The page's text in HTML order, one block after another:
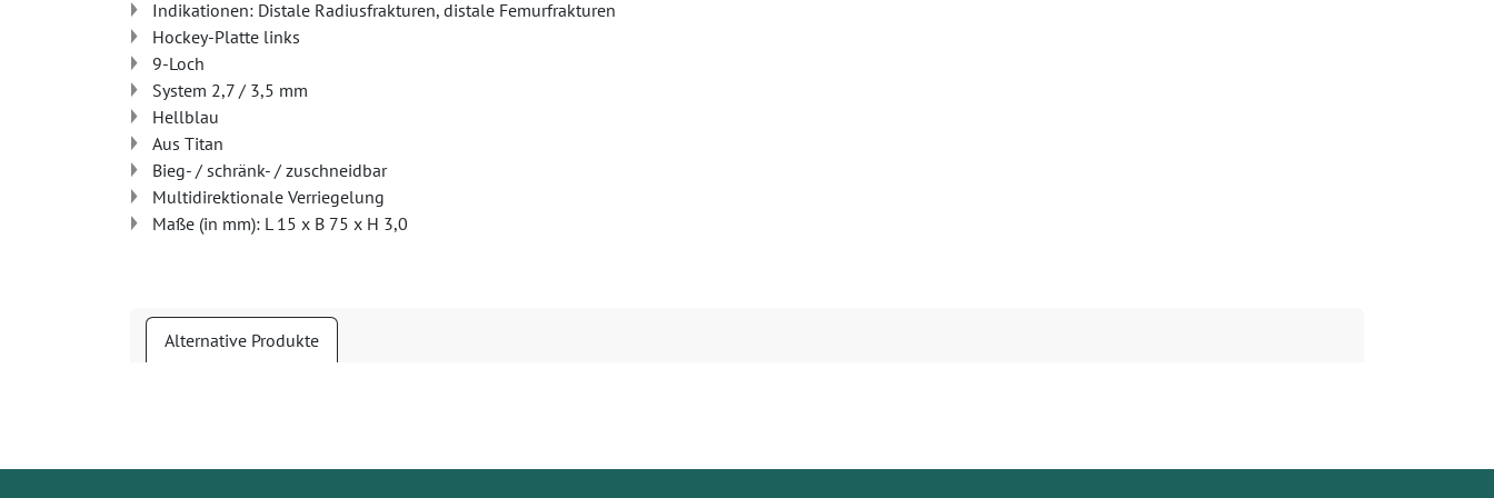
Indikationen: Distale Radiusfrakturen, distale Femurfrakturen
Hockey-Platte links
9-Loch
System 2,7 / 3,5 mm
Hellblau
Aus Titan
Bieg- / schränk- / zuschneidbar
Multidirektionale Verriegelung
Maße (in mm): L 15 x B 75 x H 3,0
Alternative Produkte